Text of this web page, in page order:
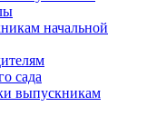
начальной
сада
выпускникам